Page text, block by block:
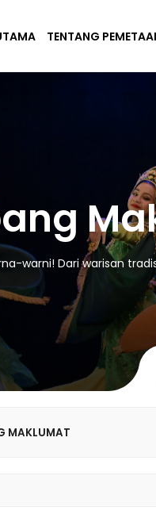
TENTANG
warni! Dari warisan
MAKLUMAT